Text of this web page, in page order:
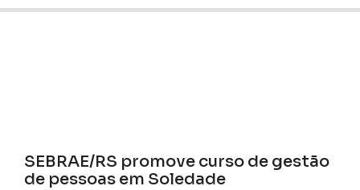
SEBRAE/RS promove curso de gestão
de pessoas em Soledade